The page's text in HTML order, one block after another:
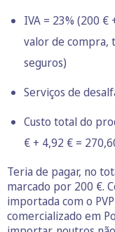
IVA = 23% (200 €
valor de compra,
seguros)
Serviços de
Custo total do
€ + 4,92 € =
Teria de pagar, no
marcado por 200 €.
importada com o
comercializado em